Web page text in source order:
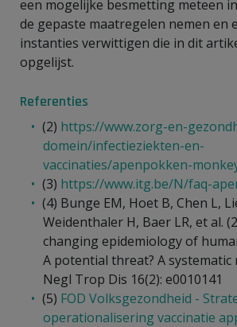
een mogelijke besmetting meteen
de gepaste maatregelen nemen en
instanties verwittigen die in dit
opgelijst.
Referenties
(2) https://www.zorg-en-
domein/infectieziekten-en-
vaccinaties/apenpokken-
(3) https://www.itg.be/N/faq-
(4) Bunge EM, Hoet B, Chen L,
Weidenthaler H, Baer LR, et al.
changing epidemiology of
A potential threat? A systematic
Negl Trop Dis 16(2): e0010141
(5) FOD Volksgezondheid -
operationalisering vaccinatie